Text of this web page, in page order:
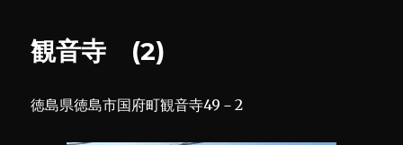
観音寺 (2)
徳島県徳島市国府町観音寺49－2